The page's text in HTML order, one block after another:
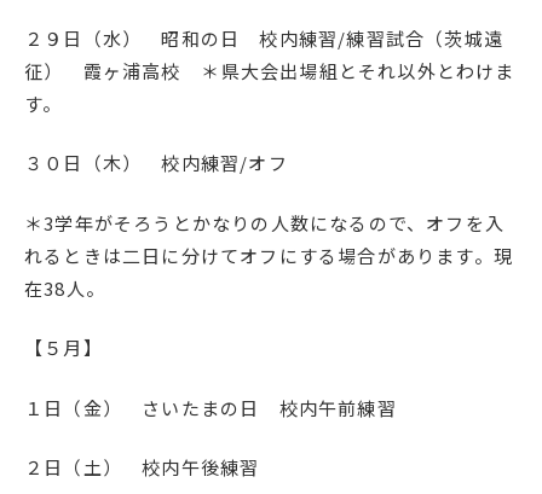
２９日（水） 昭和の日 校内練習/練習試合（茨城遠
征） 霞ヶ浦高校 ＊県大会出場組とそれ以外とわけま
す。
３０日（木） 校内練習/オフ
＊3学年がそろうとかなりの人数になるので、オフを入
れるときは二日に分けてオフにする場合があります。現
在38人。
【５月】
１日（金） さいたまの日 校内午前練習
２日（土） 校内午後練習